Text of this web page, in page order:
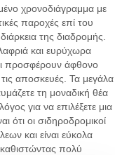
χρονοδιάγραμμα με
παροχές επί του
της διαδρομής.
και ευρύχωρα
προσφέρουν άφθονο
αποσκευές. Τα μεγάλα
τη μοναδική θέα
για να επιλέξετε μια
ότι οι σιδηροδρομικοί
και είναι εύκολα
πολύ